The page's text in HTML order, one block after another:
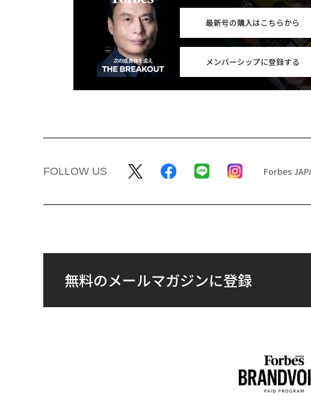
最新号の購入はこちらから
メンバーシップに登録する
FOLLOW US Forbes
無料のメールマガジンに登録